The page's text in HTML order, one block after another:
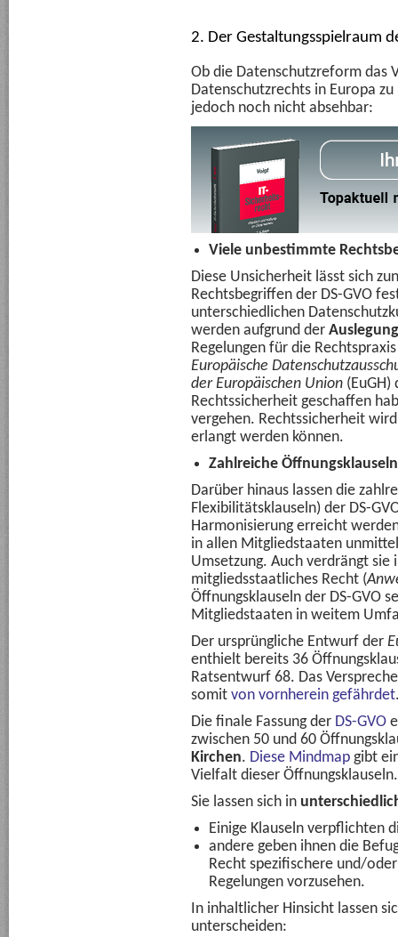
2. Der Gestaltungsspielraum
Ob die Datenschutzreform das
Datenschutzrechts in Europa
jedoch noch nicht absehbar:
Viele unbestimmte
Diese Unsicherheit lässt sich
Rechtsbegriffen der DS-GVO
unterschiedlichen
werden aufgrund der
Regelungen für die
Europäische
der Europäischen Union
Rechtssicherheit geschaffen
vergehen. Rechtssicherheit
erlangt werden können.
Zahlreiche Öffnungsklauseln
Darüber hinaus lassen die
Flexibilitätsklauseln) der DS-
Harmonisierung erreicht
in allen Mitgliedstaaten
Umsetzung. Auch verdrängt sie
mitgliedsstaatliches Recht (
Öffnungsklauseln der DS-GVO
Mitgliedstaaten in weitem
Der ursprüngliche Entwurf der
enthielt bereits 36
Ratsentwurf 68. Das
somit von vornherein gefährdet
Die finale Fassung der DS-GVO
zwischen 50 und 60
Kirchen. Diese Mindmap gibt
Vielfalt dieser Öffnungsklauseln.
Sie lassen sich in
Einige Klauseln verpflichten
andere geben ihnen die
Recht spezifischere und/
Regelungen vorzusehen.
In inhaltlicher Hinsicht lassen
unterscheiden: